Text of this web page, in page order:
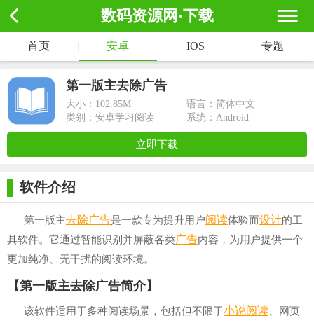
数码资源网·下载
首页 安卓 IOS 专题
第一版主去除广告
大小： 102.85M
语言：简体中文
类别：安卓学习阅读
系统：Android
立即下载
软件介绍
第一版主去除广告是一款专为提升用户阅读体验而设计的工
具软件。它通过智能识别并屏蔽各类广告内容，为用户提供一个
更加纯净、无干扰的阅读环境。
【第一版主去除广告简介】
该软件适用于多种阅读场景，包括但不限于小说阅读 、网页